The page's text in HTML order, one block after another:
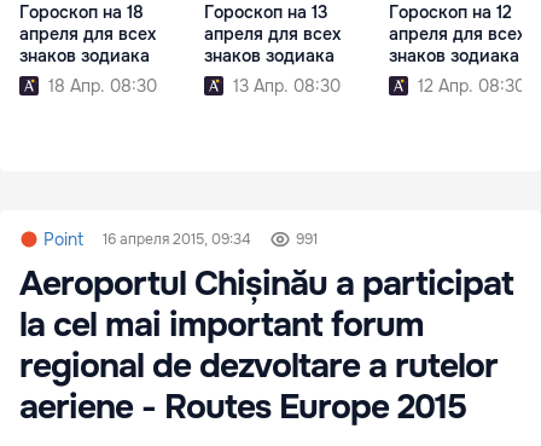
Гороскоп на 18
апреля для всех
знаков зодиака
18 Апр. 08:30
Гороскоп на 13
апреля для всех
знаков зодиака
13 Апр. 08:30
Гороскоп на 12
апреля для всех
знаков зодиака
12 Апр. 08:30
Point 16 апреля 2015, 09:34 991
Aeroportul Chișinău a participat
la cel mai important forum
regional de dezvoltare a rutelor
aeriene - Routes Europe 2015